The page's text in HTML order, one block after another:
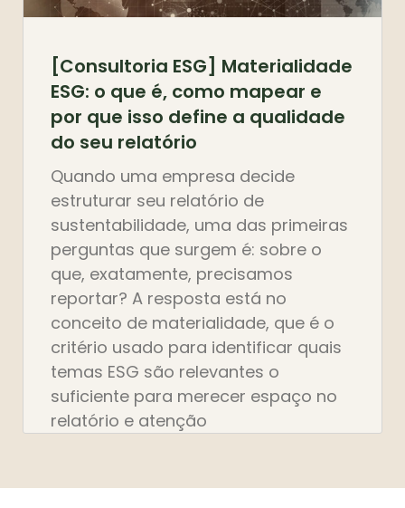
[Consultoria ESG] Materialidade
ESG: o que é, como mapear e
por que isso define a qualidade
do seu relatório
Quando uma empresa decide
estruturar seu relatório de
sustentabilidade, uma das primeiras
perguntas que surgem é: sobre o
que, exatamente, precisamos
reportar? A resposta está no
conceito de materialidade, que é o
critério usado para identificar quais
temas ESG são relevantes o
suficiente para merecer espaço no
relatório e atenção